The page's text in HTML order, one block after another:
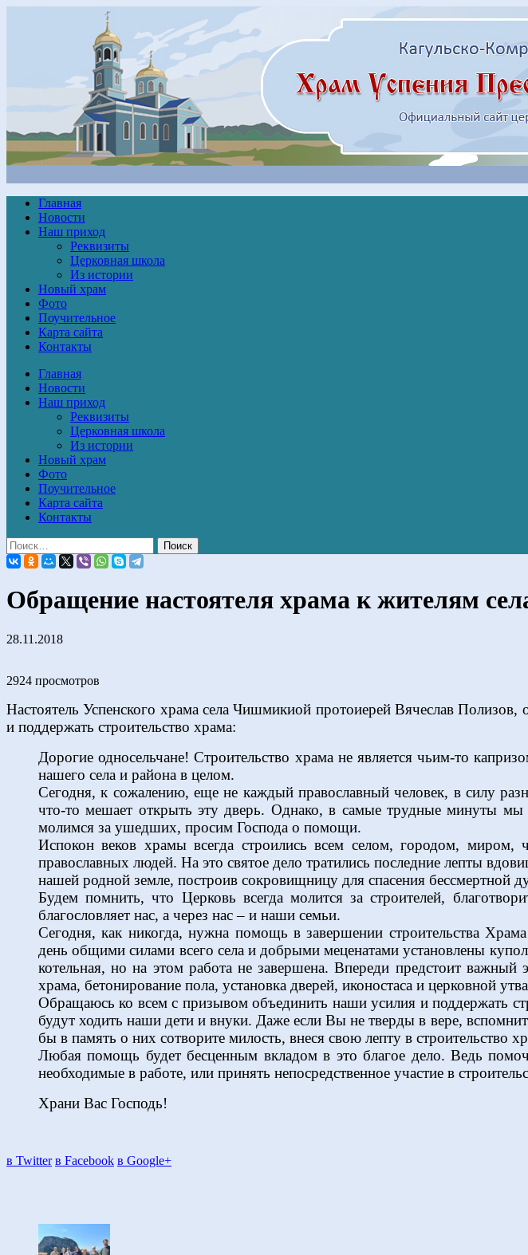
Главная
Новости
Наш приход
Реквизиты
Церковная школа
Из истории
Новый храм
Фото
Поучительное
Карта сайта
Контакты
Главная
Новости
Наш приход
Реквизиты
Церковная школа
Из истории
Новый храм
Фото
Поучительное
Карта сайта
Контакты
Обращение настоятеля храма к жителям
28.11.2018
2924 просмотров
Настоятель Успенского храма села Чишмикиой протоиерей Вячеслав
и поддержать строительство храма:
Дорогие односельчане! Cтроительство храма не является чьим-то
нашего села и района в целом.
Сегодня, к сожалению, еще не каждый православный человек, в силу
что-то мешает открыть эту дверь. Однако, в самые трудные минуты
молимся за ушедших, просим Господа о помощи.
Испокон веков храмы всегда строились всем селом, городом,
православных людей. На это святое дело тратились последние лепты
нашей родной земле, построив сокровищницу для спасения бессмертной
Будем помнить, что Церковь всегда молится за строителей,
благословляет нас, а через нас – и наши семьи.
Сегодня, как никогда, нужна помощь в завершении строительства
день общими силами всего села и добрыми меценатами установлены
котельная, но на этом работа не завершена. Впереди предстоит
храма, бетонирование пола, установка дверей, иконостаса и церковной
Обращаюсь ко всем с призывом объединить наши усилия и поддержать
будут ходить наши дети и внуки. Даже если Вы не тверды в вере,
бы в память о них сотворите милость, внеся свою лепту в строительство
Любая помощь будет бесценным вкладом в это благое дело. Ведь
необходимые в работе, или принять непосредственное участие в
Храни Вас Господь!
в Twitter в Facebook в Google+